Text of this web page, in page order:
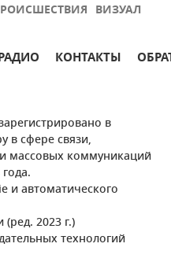
ВИЗУАЛ
КОНТАКТЫ
в
в сфере связи,
массовых коммуникаций
и автоматического
2023 г.)
технологий